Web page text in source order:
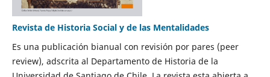
Revista de Historia Social y de las Mentalidades
Es una publicación bianual con revisión por pares (peer
review), adscrita al Departamento de Historia de la